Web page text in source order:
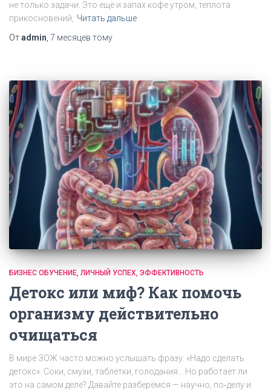
не только задачи. Это ещё и запах кофе утром, теплота
прикосновений, Читать дальше
Отadmin, 7 месяцев тому
БИЗНЕС ОБУЧЕНИЕ ЛИЧНЫЙ УСПЕХ ЭФФЕКТИВНОСТЬ
Детокс или миф? Как помочь
организму действительно
очищаться
В мире ЗОЖ часто можно услышать фразу: «Надо сделать
детокс». Соки, смузи, таблетки, голодания… Но работает ли
это на самом деле? Давайте разберёмся — научно, по‑делу и